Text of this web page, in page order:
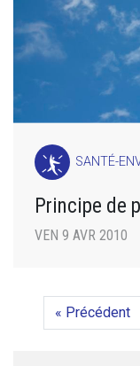
SANTÉ-
Principe de
VEN 9 AVR 2010
« Précédent